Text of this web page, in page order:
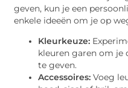
geven, kun je een
enkele ideeën om je op
Kleurkeuze:
kleuren garen om je
te geven.
Accessoires: Voeg